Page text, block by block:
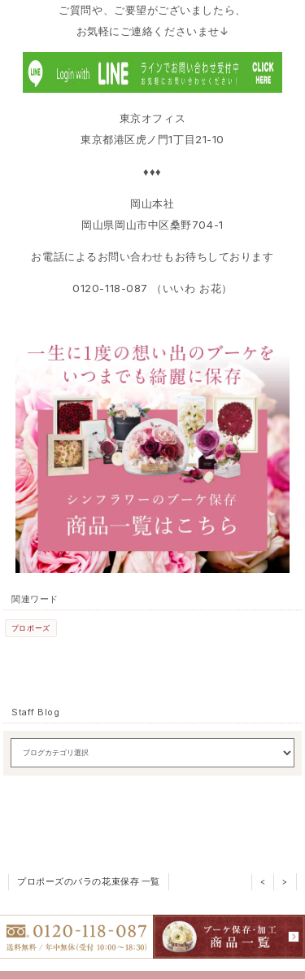
ご質問や、ご要望がございましたら、
お気軽にご連絡くださいませ↓
東京オフィス
東京都港区虎ノ門1丁目21-10
♦♦♦
岡山本社
岡山県岡山市中区桑野704-1
お電話によるお問い合わせもお待ちしております
0120-118-087 （いいわ お花）
関連ワード
プロポーズ
Staff Blog
プロポーズのバラの花束保存 一覧 < >